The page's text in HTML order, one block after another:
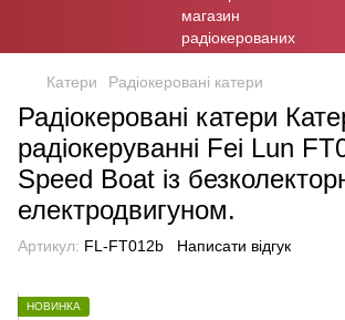
Катери Радіокеровані катери
Радіокеровані катери
радіокеруванні Fei Lun
Speed Boat із
електродвигуном.
Артикул: FL-FT012b Написати відгук
НОВИНКА